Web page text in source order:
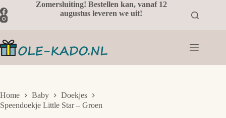
naar
de
Zomersluiting! Bestellen kan, vanaf 12
augustus leveren we uit!
Home Baby
Doekjes
Speendoekje Little Star – Groen